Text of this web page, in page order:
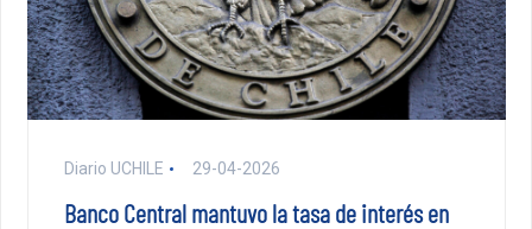
Diario UCHILE 29-04-2026
Banco Central mantuvo la tasa de interés en